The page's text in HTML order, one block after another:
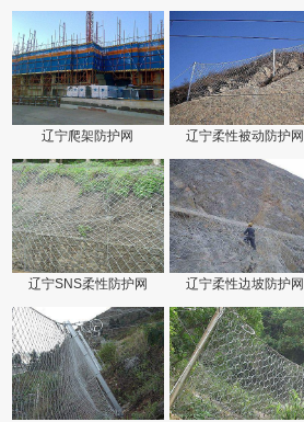
辽宁爬架防护网 辽宁柔性被动防护网
辽宁SNS柔性防护网 辽宁柔性边坡防护网